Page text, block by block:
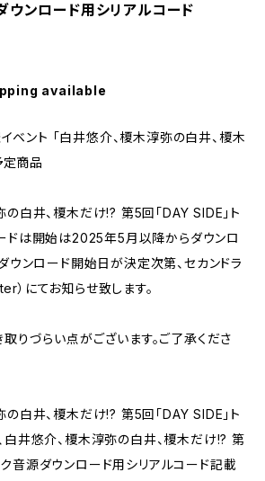
ウンロード用シリアルコード
available
ント 「白井悠介、榎木淳弥の白井、榎木
定商品
白井、榎木だけ!? 第5回「DAY SIDE」ト
ドは開始は2025年5月以降からダウンロ
ウンロード開始日が決定次第、セカンドラ
）にてお知らせ致します。
りづらい点がございます。ご了承くださ
白井、榎木だけ!? 第5回「DAY SIDE」ト
白井悠介、榎木淳弥の白井、榎木だけ!? 第
音源ダウンロード用シリアルコード記載